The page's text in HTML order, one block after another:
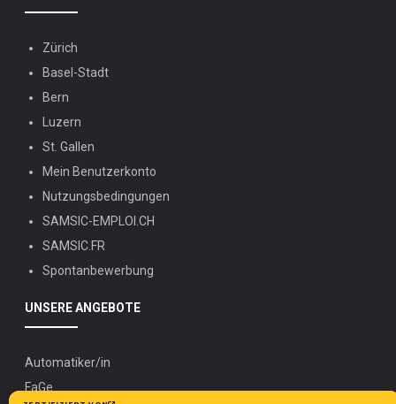
Zürich
Basel-Stadt
Bern
Luzern
St. Gallen
Mein Benutzerkonto
Nutzungsbedingungen
SAMSIC-EMPLOI.CH
SAMSIC.FR
Spontanbewerbung
UNSERE ANGEBOTE
Automatiker/in
FaGe